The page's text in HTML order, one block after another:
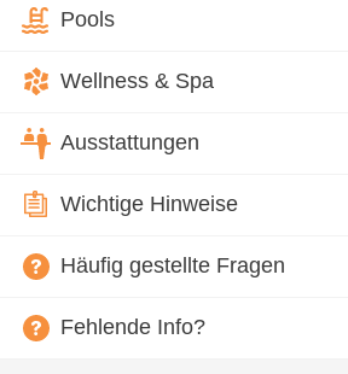
Pools
Wellness & Spa
Ausstattungen
Wichtige Hinweise
Häufig gestellte Fragen
Fehlende Info?